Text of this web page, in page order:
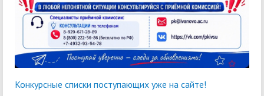
Конкурсные списки поступающих уже на сайте!